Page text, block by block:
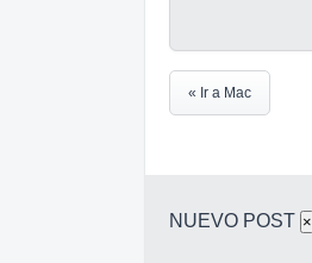
« Ir a Mac
NUEVO POST ×